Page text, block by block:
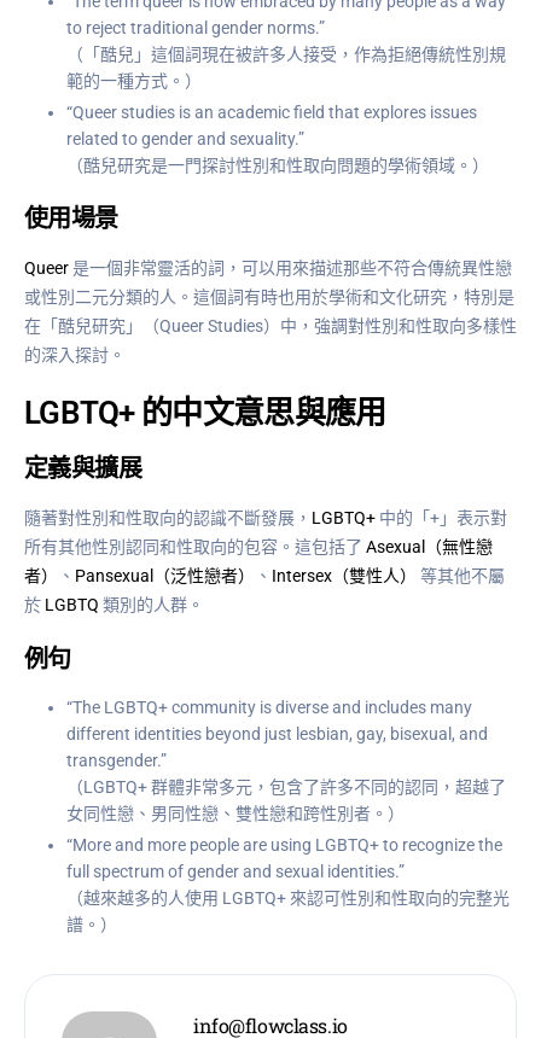
to reject traditional gender norms.”
（「酷兒」這個詞現在被許多人接受，作為拒絕傳統性別規
範的一種方式。）
“Queer studies is an academic field that explores issues
related to gender and sexuality.”
（酷兒研究是一門探討性別和性取向問題的學術領域。）
使用場景
Queer是一個非常靈活的詞，可以用來描述那些不符合傳統異性戀
或性別二元分類的人。這個詞有時也用於學術和文化研究，特別是
在「酷兒研究」（Queer Studies）中，強調對性別和性取向多樣性
的深入探討。
LGBTQ+ 的中文意思與應用
定義與擴展
隨著對性別和性取向的認識不斷發展， LGBTQ+ 中的「+」表示對
所有其他性別認同和性取向的包容。這包括了 Asexual（無性戀
者）
、 Pansexual（泛性戀者） 、 Intersex（雙性人）
等其他不屬
於 LGBTQ 類別的人群。
例句
“The LGBTQ+ community is diverse and includes many
different identities beyond just lesbian, gay, bisexual, and
transgender.”
（LGBTQ+ 群體非常多元，包含了許多不同的認同，超越了
女同性戀、男同性戀、雙性戀和跨性別者。）
“More and more people are using LGBTQ+ to recognize the
full spectrum of gender and sexual identities.”
（越來越多的人使用 LGBTQ+ 來認可性別和性取向的完整光
譜。）
info@flowclass.io